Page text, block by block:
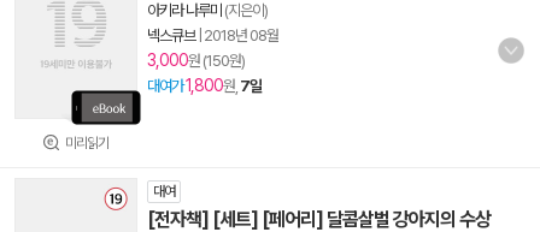
미리읽기
아키라 나루미 (지은이)
넥스큐브| 2018년 08월
3,000원 (150원)
대여가1,800원, 7일
대여
[전자책] [세트] [페어리] 달콤살벌 강아지의 수상